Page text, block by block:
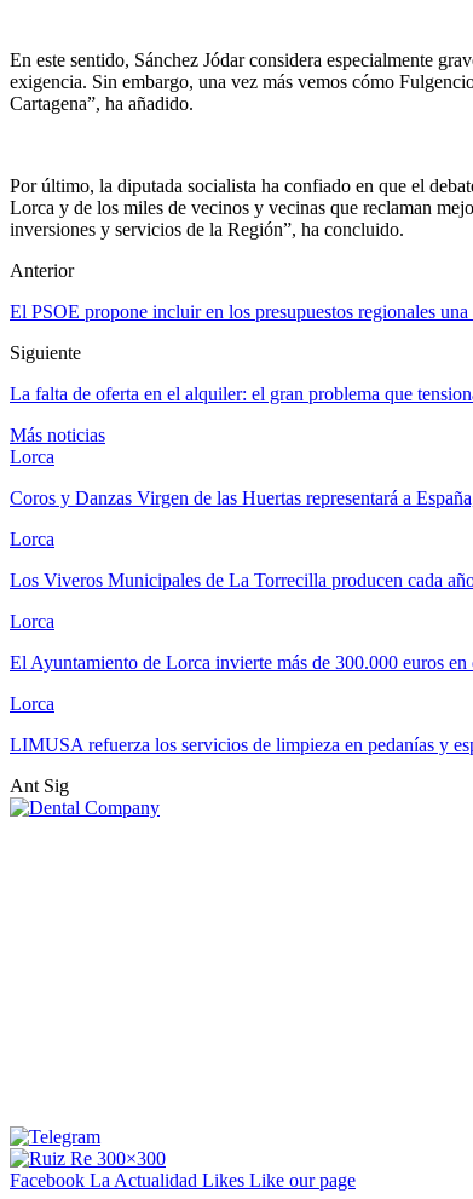
En este sentido, Sánchez Jódar considera especialmente
exigencia. Sin embargo, una vez más vemos cómo
Cartagena”, ha añadido.
Por último, la diputada socialista ha confiado en que el
Lorca y de los miles de vecinos y vecinas que reclaman
inversiones y servicios de la Región”, ha concluido.
Anterior
El PSOE propone incluir en los presupuestos regionales
Siguiente
La falta de oferta en el alquiler: el gran problema que
Más noticias
Lorca
Coros y Danzas Virgen de las Huertas representará a
Lorca
Los Viveros Municipales de La Torrecilla producen cada
Lorca
El Ayuntamiento de Lorca invierte más de 300.000 euros
Lorca
LIMUSA refuerza los servicios de limpieza en pedanías y
Ant Sig
Facebook La Actualidad Likes Like our page